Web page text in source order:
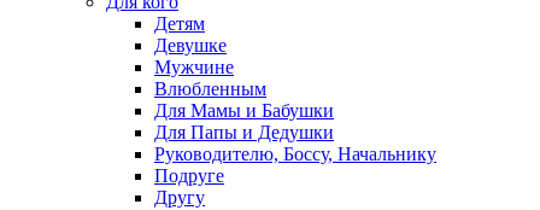
Детям
Девушке
Мужчине
Влюбленным
Для Мамы и Бабушки
Для Папы и Дедушки
Руководителю, Боссу, Начальнику
Подруге
Другу